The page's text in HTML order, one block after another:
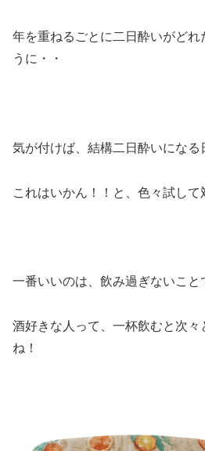
年を重ねるごとに二日酔いがどれ
うに・・
気が付けば、結構二日酔いになる
これはいかん！！と、色々試して
一番いいのは、飲み過ぎないこと
酒好きな人って、一杯飲むと次々
ね！